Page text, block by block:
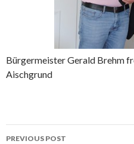
Bürgermeister Gerald Brehm
Aischgrund
Post
PREVIOUS POST